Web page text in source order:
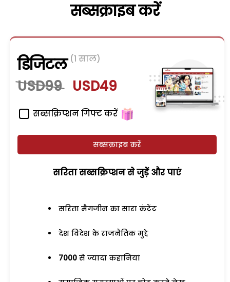
सब्सक्राइब करें
डिजिटल (1 साल)
USD99 USD49
सब्सक्रिप्शन गिफ्ट करें
सब्सक्राइब करें
सरिता सब्सक्रिप्शन से जुड़ेें और पाएं
सरिता मैगजीन का सारा कंटेंट
देश विदेश के राजनैतिक मुद्दे
7000 से ज्यादा कहानियां